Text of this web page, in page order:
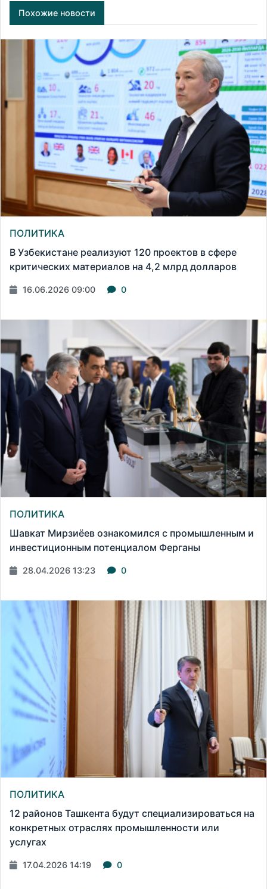
Похожие новости
ПОЛИТИКА
В Узбекистане реализуют 120 проектов в сфере
критических материалов на 4,2 млрд долларов
16.06.2026 09:00 0
ПОЛИТИКА
Шавкат Мирзиёев ознакомился с промышленным и
инвестиционным потенциалом Ферганы
28.04.2026 13:23 0
ПОЛИТИКА
12 районов Ташкента будут специализироваться на
конкретных отраслях промышленности или
услугах
17.04.2026 14:19 0